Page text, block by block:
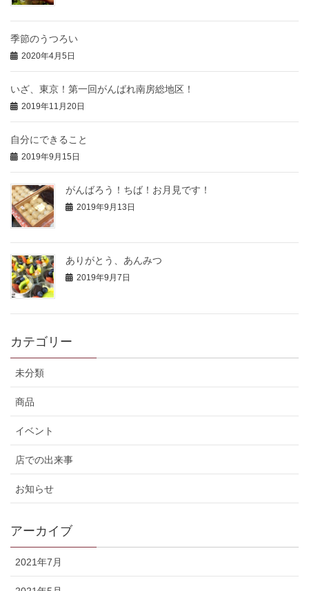
季節のうつろい
2020年4月5日
いざ、東京！第一回がんばれ南房総地区！
2019年11月20日
自分にできること
2019年9月15日
がんばろう！ちば！お月見です！
2019年9月13日
ありがとう、あんみつ
2019年9月7日
カテゴリー
未分類
商品
イベント
店での出来事
お知らせ
アーカイブ
2021年7月